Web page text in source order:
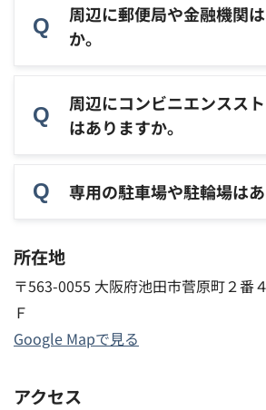
周辺に郵便局や金融機関
か。
周辺にコンビニエンスス
はありますか。
専用の駐車場や駐輪場はあ
所在地
〒563-0055 大阪府池田市菅原町２番
Ｆ
Google Mapで見る
アクセス